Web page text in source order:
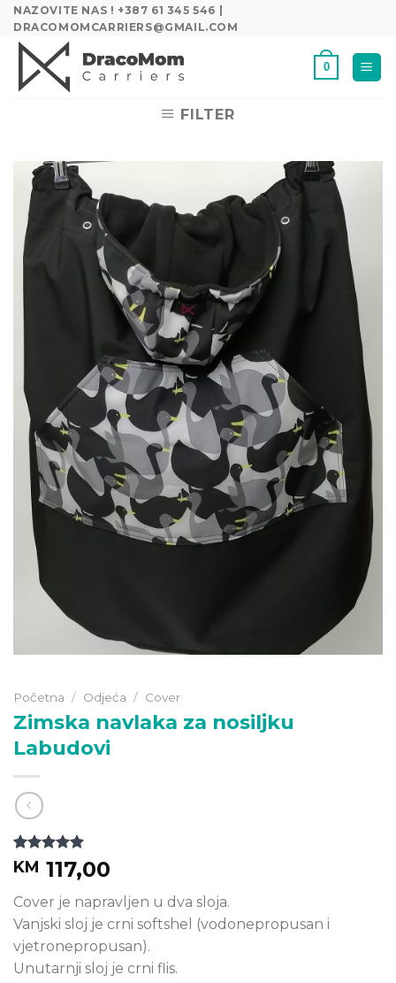
Skip
content
NAZOVITE NAS ! +387 61 345 546 |
DRACOMOMCARRIERS@GMAIL.COM
0
FILTER
Početna / Odjeća / Cover
Zimska navlaka za nosiljku
Labudovi
Korisnička
ocjena:5.00
5 (
1
korisnika)
KM 117,00
Cover je napravljen u dva sloja.
Vanjski sloj je crni softshel (vodonepropusan i
vjetronepropusan).
Unutarnji sloj je crni flis.